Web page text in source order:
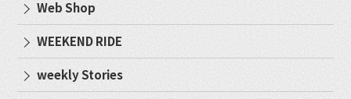
Web Shop
WEEKEND RIDE
weekly Stories